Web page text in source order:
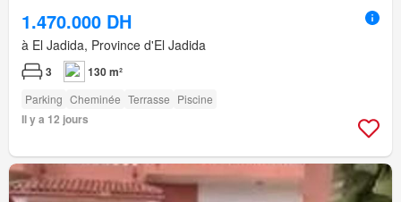
1.470.000 DH
à El Jadida, Province d'El Jadida
3 130 m²
Parking Cheminée Terrasse Piscine
Il y a 12 jours